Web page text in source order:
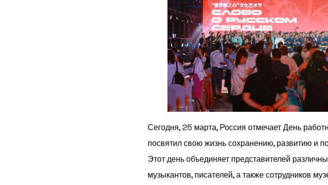
Сегодня, 25 марта, Россия отмечает День
посвятил свою жизнь сохранению, развитию и
Этот день объединяет представителей
музыкантов, писателей, а также сотрудников